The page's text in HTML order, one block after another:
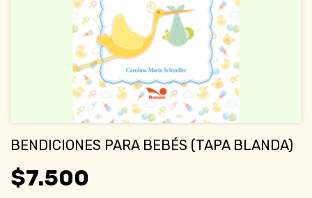
BENDICIONES PARA BEBÉS (TAPA BLANDA)
$7.500